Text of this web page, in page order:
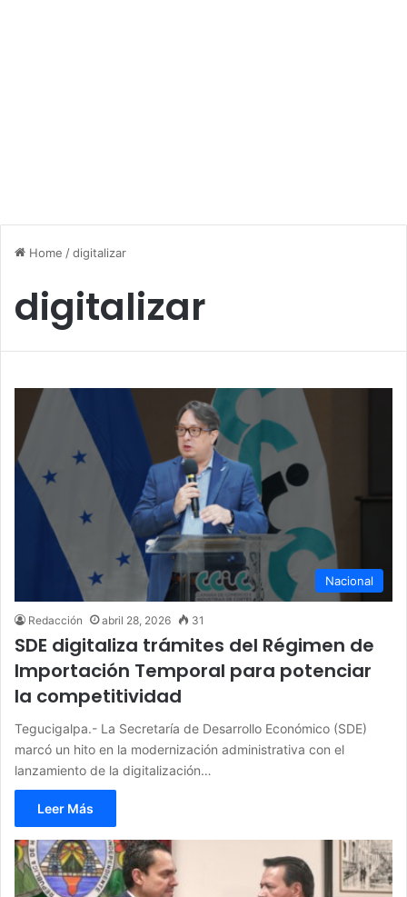
Home /digitalizar
digitalizar
Nacional
Redacción abril 28, 2026 31
SDE digitaliza trámites del Régimen de
Importación Temporal para potenciar
la competitividad
Tegucigalpa.- La Secretaría de Desarrollo Económico (SDE)
marcó un hito en la modernización administrativa con el
lanzamiento de la digitalización…
Leer Más